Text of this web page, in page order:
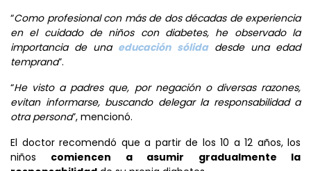
“Como profesional con más de dos décadas de experiencia
en el cuidado de niños con diabetes, he observado la
importancia de una educación sólidadesde una edad
temprana”.
“He visto a padres que, por negación o diversas razones,
evitan informarse, buscando delegar la responsabilidad a
otra persona”, mencionó.
El doctor recomendó que a partir de los 10 a 12 años, los
niños comiencen a asumir gradualmente la